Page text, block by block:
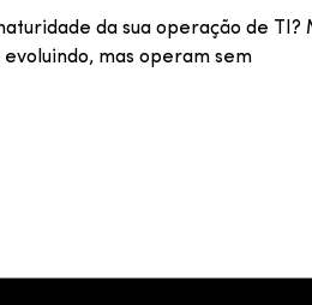
da sua operação de TI?
mas operam sem